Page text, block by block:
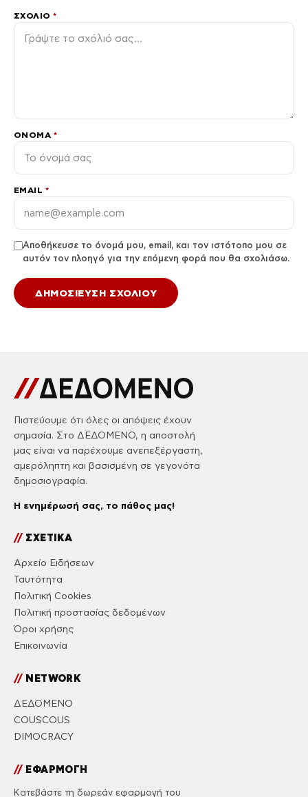
ΣΧΌΛΙΟ*
ΌΝΟΜΑ *
EMAIL *
Αποθήκευσε το όνομά μου, email, και τον ιστότοπο μου σε
αυτόν τον πλοηγό για την επόμενη φορά που θα σχολιάσω.
Πιστεύουμε ότι όλες οι απόψεις έχουν
σημασία. Στο ΔΕΔΟΜΕΝΟ, η αποστολή
μας είναι να παρέχουμε ανεπεξέργαστη,
αμερόληπτη και βασισμένη σε γεγονότα
δημοσιογραφία.
Η ενημέρωσή σας, το πάθος μας!
//ΣΧΕΤΙΚΑ
Αρχείο Ειδήσεων
Ταυτότητα
Πολιτική Cookies
Πολιτική προστασίας δεδομένων
Όροι χρήσης
Επικοινωνία
//NETWORK
ΔΕΔΟΜΕΝΟ
COUSCOUS
DIMOCRACY
//ΕΦΑΡΜΟΓΗ
Κατεβάστε τη δωρεάν εφαρμογή του